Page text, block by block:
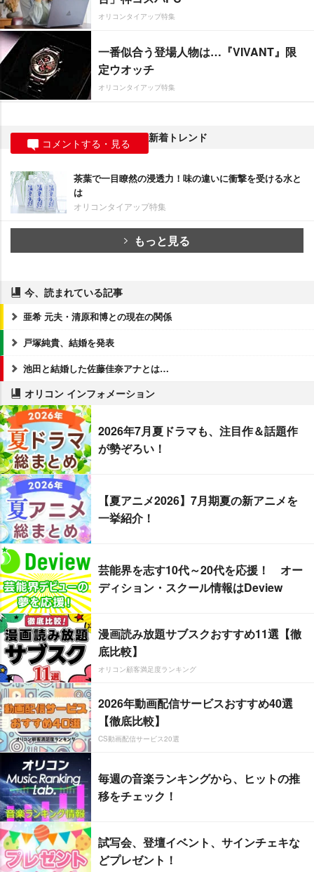
オリコンタイアップ特集
一番似合う登場人物は…『VIVANT』限
定ウオッチ
オリコンタイアップ特集
コメントする・見る 新着トレンド
茶葉で一目瞭然の浸透力！味の違いに衝撃を受ける水と
は
オリコンタイアップ特集
もっと見る
今、読まれている記事
亜希 元夫・清原和博との現在の関係
戸塚純貴、結婚を発表
池田と結婚した佐藤佳奈アナとは…
オリコン インフォメーション
2026年7月夏ドラマも、注目作＆話題作
が勢ぞろい！
【夏アニメ2026】7月期夏の新アニメを
一挙紹介！
芸能界を志す10代～20代を応援！ オー
ディション・スクール情報はDeview
漫画読み放題サブスクおすすめ11選【徹
底比較】
オリコン顧客満足度ランキング
2026年動画配信サービスおすすめ40選
【徹底比較】
CS動画配信サービス20選
毎週の音楽ランキングから、ヒットの推
移をチェック！
試写会、登壇イベント、サインチェキな
どプレゼント！